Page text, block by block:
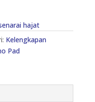
hajat
Kelengkapan
Pad